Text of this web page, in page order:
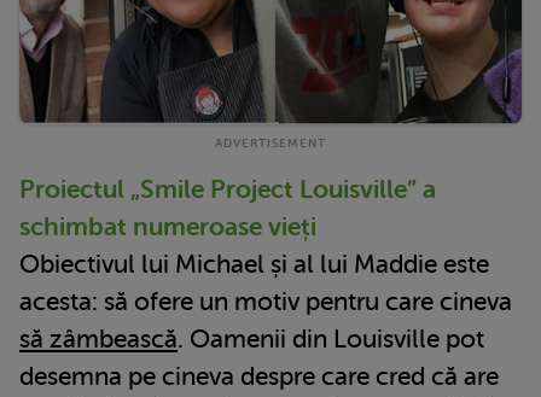
Proiectul „Smile Project Louisville” a
schimbat numeroase vieți
Obiectivul lui Michael și al lui Maddie este
acesta: să ofere un motiv pentru care cineva
să zâmbească. Oamenii din Louisville pot
desemna pe cineva despre care cred că are